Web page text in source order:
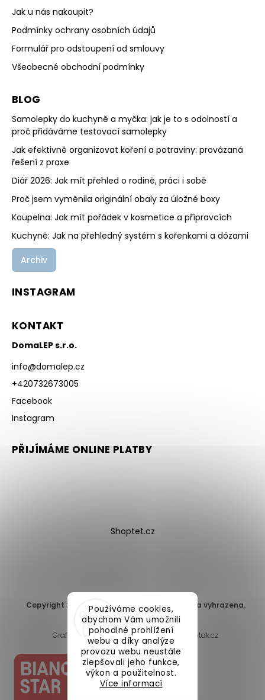
Používáme cookies,
abychom Vám umožnili
pohodlné prohlížení
webu a díky analýze
provozu webu neustále
zlepšovali jeho funkce,
výkon a použitelnost.
Více informací
Jak u nás nakoupit?
Podmínky ochrany osobních údajů
Formulář pro odstoupení od smlouvy
Všeobecné obchodní podmínky
BLOG
Samolepky do kuchyně a myčka: jak je to s odolností a
proč přidáváme testovací samolepky
Jak efektivně organizovat koření a potraviny: provázaná
řešení z praxe
Diář 2026: Jak mít přehled o rodině, práci i sobě
Proč jsem vyměnila originální obaly za úložné boxy
Koupelna: Jak mít pořádek v kosmetice a přípravcích
Kuchyně: Jak na přehledný systém s kořenkami a dózami
Archiv
INSTAGRAM
KONTAKT
DomaLEP s.r.o.
info@domalep.cz
+420732673005
Facebook
Instagram
PŘIJÍMÁME ONLINE PLATBY
Shoptet.cz
Copyright 2026 DomaLEP s.r.o. . Všechna práva vyhrazena.
Upravit nastavení cookies
Grafický návrh vytvořil a nakódoval
Shoptak.cz